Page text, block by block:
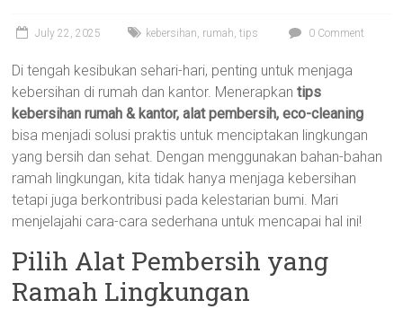
July 22, 2025 kebersihan, rumah,tips 0 Comment
Di tengah kesibukan sehari-hari, penting untuk menjaga
kebersihan di rumah dan kantor. Menerapkantips
kebersihan rumah & kantor, alat pembersih, eco-cleaning
bisa menjadi solusi praktis untuk menciptakan lingkungan
yang bersih dan sehat. Dengan menggunakan bahan-bahan
ramah lingkungan, kita tidak hanya menjaga kebersihan
tetapi juga berkontribusi pada kelestarian bumi. Mari
menjelajahi cara-cara sederhana untuk mencapai hal ini!
Pilih Alat Pembersih yang
Ramah Lingkungan